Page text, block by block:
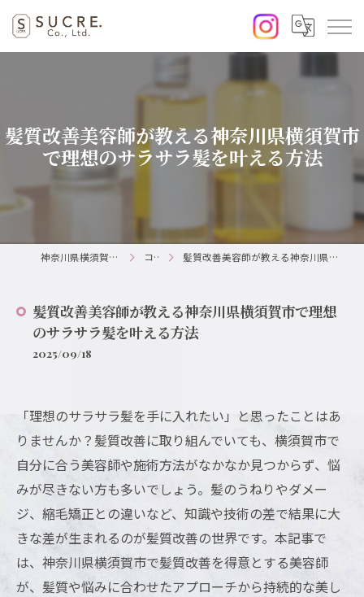
髪質改善美容師が教える神奈川県横須賀市
で理想のサラサラ髪を叶える方法
神奈川県横須賀の美容室ならSUCRE. コラム 髪質改善美容師が教える神奈川県横須賀市で理想のサラサラ髪を叶える方法
髪質改善美容師が教える神奈川県横須賀市で理想
のサラサラ髪を叶える方法
2025/09/18
「理想のサラサラ髪を手に入れたい」と思ったことはあ
りませんか？髪質改善に取り組んでいても、横須賀市で
自分に合う美容師や施術方法がなかなか見つからず、悩
みが尽きない方も多いでしょう。髪のうねりやダメー
ジ、縮毛矯正との違いなど、知識や技術の差で結果に大
きな差が生まれるのが髪質改善の世界です。本記事で
は、神奈川県横須賀市で髪質改善を得意とする美容師
が、髪質や悩みに合わせたアプローチから持続的な美し